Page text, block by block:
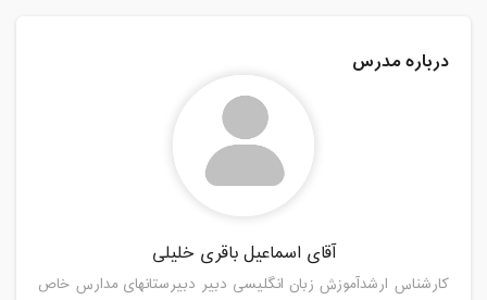
درباره مدرس
آقاى اسماعیل باقرى خلیلی
کارشناس ارشدآموزش زبان انگلیسی دبیر دبیرستانهای مدارس خاص